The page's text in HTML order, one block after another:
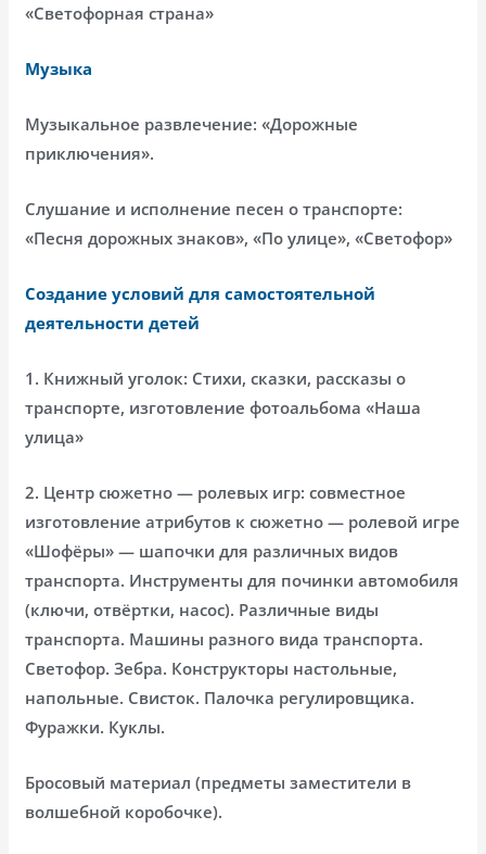
«Светофорная страна»
Музыка
Музыкальное развлечение: «Дорожные
приключения».
Слушание и исполнение песен о транспорте:
«Песня дорожных знаков», «По улице», «Светофор»
Создание условий для самостоятельной
деятельности детей
1. Книжный уголок: Стихи, сказки, рассказы о
транспорте, изготовление фотоальбома «Наша
улица»
2. Центр сюжетно — ролевых игр: совместное
изготовление атрибутов к сюжетно — ролевой игре
«Шофёры» — шапочки для различных видов
транспорта. Инструменты для починки автомобиля
(ключи, отвёртки, насос). Различные виды
транспорта. Машины разного вида транспорта.
Светофор. Зебра. Конструкторы настольные,
напольные. Свисток. Палочка регулировщика.
Фуражки. Куклы.
Бросовый материал (предметы заместители в
волшебной коробочке).